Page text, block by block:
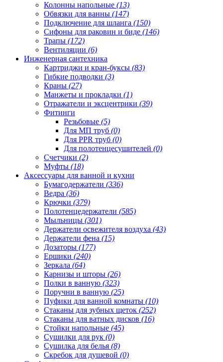
Колонны напольные (13)
Обвязки для ванны (147)
Подключение для шланга (150)
Сифоны для раковин и биде (146)
Трапы (172)
Вентиляции (6)
Инженерная сантехника
Картриджи и кран-буксы (83)
Гибкие подводки (3)
Краны (27)
Манжеты и прокладки (1)
Отражатели и эксцентрики (39)
Фитинги
Резьбовые (5)
Для МП труб (0)
Для PPR труб (0)
Для полотенцесушителей (0)
Счетчики (2)
Муфты (18)
Аксессуары для ванной и кухни
Бумагодержатели (336)
Ведра (36)
Крючки (379)
Полотенцедержатели (585)
Мыльницы (301)
Держатели освежителя воздуха (43)
Держатели фена (15)
Дозаторы (177)
Ершики (240)
Зеркала (64)
Карнизы и шторы (26)
Полки в ванную (323)
Поручни в ванную (25)
Пуфики для ванной комнаты (10)
Стаканы для зубных щеток (252)
Стаканы для ватных дисков (16)
Стойки напольные (45)
Сушилки для рук (0)
Сушилка для белья (8)
Скребок для душевой (0)